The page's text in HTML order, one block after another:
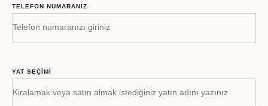
TELEFON NUMARANIZ
YAT SEÇIMI